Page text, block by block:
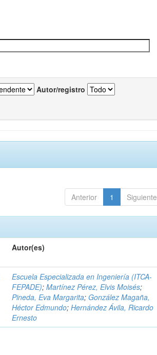
Autor/registro
Anterior 1 Siguiente
Autor(es)
Escuela Especializada en Ingeniería (ITCA-
FEPADE);Martínez Pérez, Elvis Moisés;
Pineda, Eva Margarita; González Magaña,
Héctor Edmundo;Hernández Ávila, Ricardo
Ernesto